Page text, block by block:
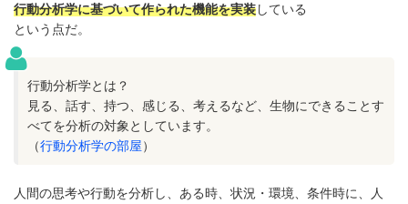
行動分析学に基づいて作られた機能を実装している
という点だ。
行動分析学とは？
見る、話す、持つ、感じる、考えるなど、生物にできることす
べてを分析の対象としています。
（行動分析学の部屋）
人間の思考や行動を分析し、ある時、状況・環境、条件時に、人